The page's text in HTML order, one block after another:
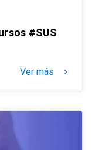
#SUS
Ver más keyboard_arrow_right